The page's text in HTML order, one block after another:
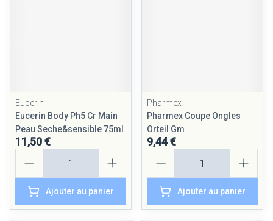
Eucerin
Eucerin Body Ph5 Cr Main
Peau Seche&sensible 75ml
11,50 €
Ajouter au panier
Pharmex
Pharmex Coupe Ongles
Orteil Gm
9,44 €
Ajouter au panier